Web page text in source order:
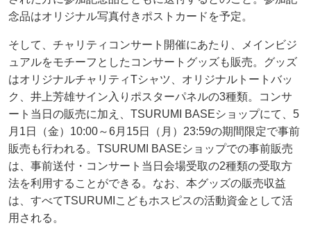
念品はオリジナル写真付きポストカードを予定。
そして、チャリティコンサート開催にあたり、メインビジ
ュアルをモチーフとしたコンサートグッズも販売。グッズ
はオリジナルチャリティTシャツ、オリジナルトートバッ
ク、井上芳雄サイン入りポスターパネルの3種類。コンサ
ート当日の販売に加え、TSURUMI BASEショップにて、5
月1日（金）10:00～6月15日（月）23:59の期間限定で事前
販売も行われる。TSURUMI BASEショップでの事前販売
は、事前送付・コンサート当日会場受取の2種類の受取方
法を利用することができる。なお、本グッズの販売収益
は、すべてTSURUMIこどもホスピスの活動資金として活
用される。